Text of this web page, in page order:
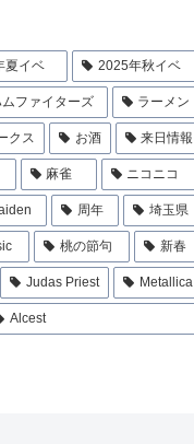
夏イベ 2025年秋イベ
ファイターズ ラーメン
クス お酒 来日情報
麻雀 ニコニコ
周年 埼玉県
桃の節句 新春
Judas Priest Metallica
Alcest